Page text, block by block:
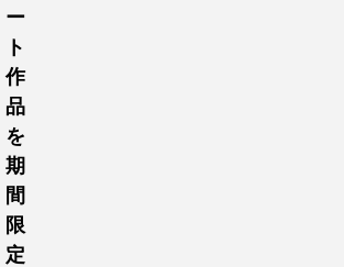
ー
ト
作
品
を
期
間
限
定